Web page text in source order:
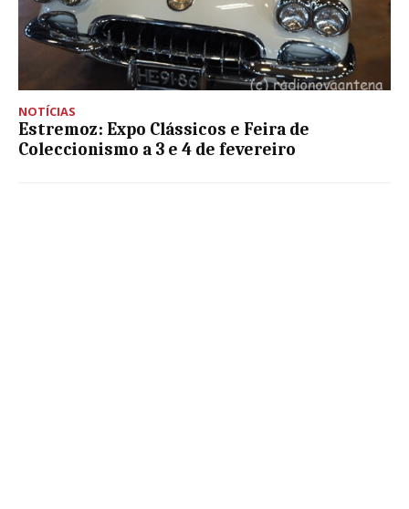
NOTÍCIAS
Estremoz: Expo Clássicos e Feira de
Coleccionismo a 3 e 4 de fevereiro